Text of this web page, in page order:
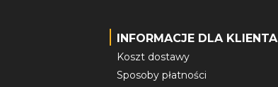
INFORMACJE DLA KLIENTA
Koszt dostawy
Sposoby płatności